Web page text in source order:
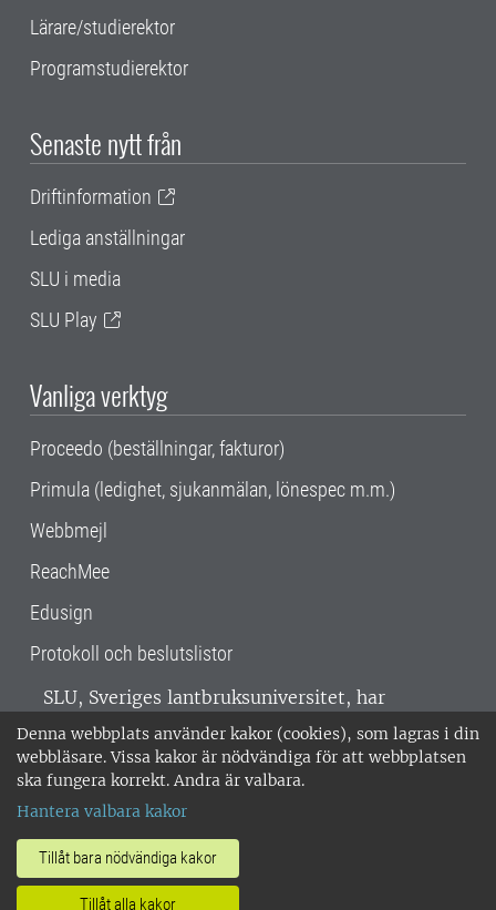
Denna webbplats använder kakor (cookies), som lagras i din
webbläsare. Vissa kakor är nödvändiga för att webbplatsen
ska fungera korrekt. Andra är valbara.
Hantera valbara kakor
Tillåt bara nödvändiga kakor
Tillåt alla kakor
Lärare/studierektor
Programstudierektor
Senaste nytt från
Driftinformation
Lediga anställningar
SLU i media
SLU Play
Vanliga verktyg
Proceedo (beställningar, fakturor)
Primula (ledighet, sjukanmälan, lönespec m.m.)
Webbmejl
ReachMee
Edusign
Protokoll och beslutslistor
SLU, Sveriges lantbruksuniversitet, har
verksamhet över hela Sverige. Huvudorter är
Alnarp, Uppsala och Umeå.SLU är
miljöcertifierat enligt ISO 14001. •
018-67 10 00 • Org nr: 202100-2817 •
Om SLU:s webbplatser
•Hantera kakor•Behandling av